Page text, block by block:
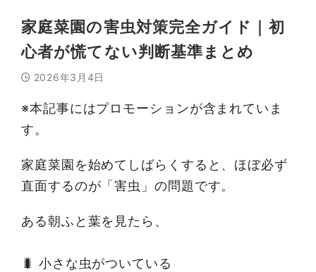
家庭菜園の害虫対策完全ガイド｜初
心者が慌てない判断基準まとめ
2026年3月4日
※本記事にはプロモーションが含まれていま
す。
家庭菜園を始めてしばらくすると、ほぼ必ず
直面するのが「害虫」の問題です。
ある朝ふと葉を見たら、
🐛 小さな虫がついている